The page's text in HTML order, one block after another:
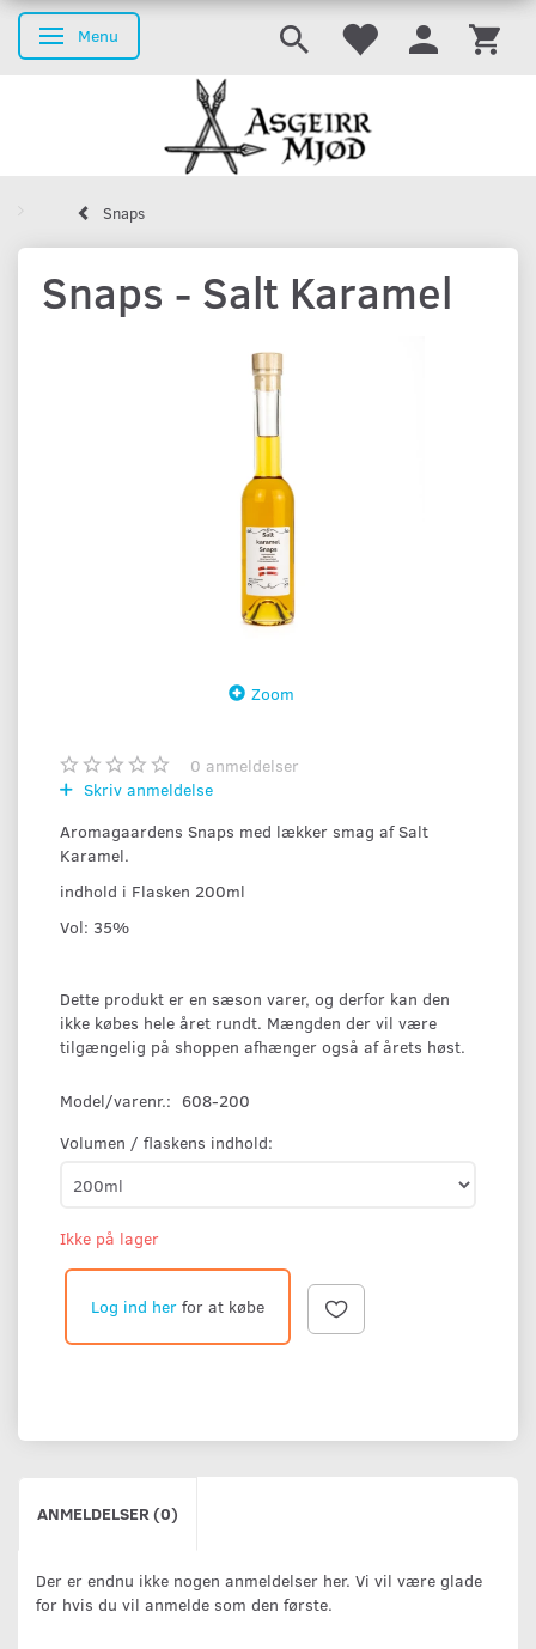
Skifte navigation
Menu
Snaps
Snaps - Salt Karamel
Zoom
0 anmeldelser
Skriv anmeldelse
Aromagaardens Snaps med lækker smag af Salt
Karamel.
indhold i Flasken 200ml
Vol: 35%
Dette produkt er en sæson varer, og derfor kan den
ikke købes hele året rundt. Mængden der vil være
tilgængelig på shoppen afhænger også af årets høst.
Model/varenr.: 608-200
Volumen / flaskens indhold:
Ikke på lager
Log ind her for at købe
ANMELDELSER (0)
Der er endnu ikke nogen anmeldelser her. Vi vil være glade
for hvis du vil anmelde som den første.